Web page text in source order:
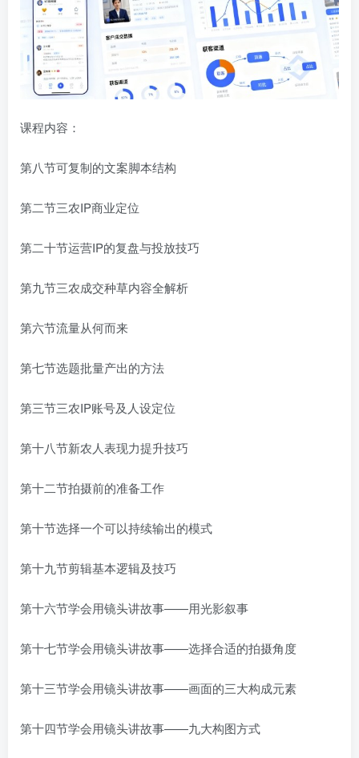
课程内容：
第八节可复制的文案脚本结构
第二节三农IP商业定位
第二十节运营IP的复盘与投放技巧
第九节三农成交种草内容全解析
第六节流量从何而来
第七节选题批量产出的方法
第三节三农IP账号及人设定位
第十八节新农人表现力提升技巧
第十二节拍摄前的准备工作
第十节选择一个可以持续输出的模式
第十九节剪辑基本逻辑及技巧
第十六节学会用镜头讲故事——用光影叙事
第十七节学会用镜头讲故事——选择合适的拍摄角度
第十三节学会用镜头讲故事——画面的三大构成元素
第十四节学会用镜头讲故事——九大构图方式